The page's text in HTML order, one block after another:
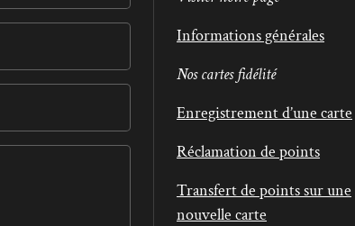
Informations générales
Nos cartes fidélité
Enregistrement d’une carte
Réclamation de points
Transfert de points sur une
nouvelle carte